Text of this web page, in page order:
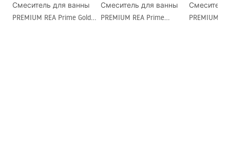
Смеситель для ванны
PREMIUM REA Prime Gold
Смеситель для ванны
PREMIUM REA Prime
PREMIUM